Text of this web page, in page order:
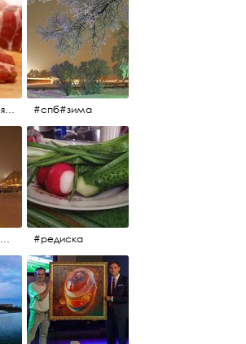
#вкусняшки#мясо #спб#зима
#спаснакрови#зима#спб #редиска